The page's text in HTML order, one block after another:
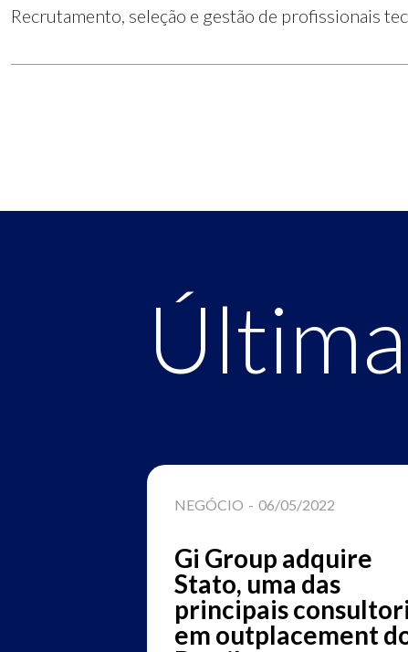
Recrutamento, seleção e gestão de profissionais
NEGÓCIO - 06/05/2022
Gi Group adquire
Stato, uma das
principais
em outplacement